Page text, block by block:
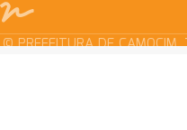
© PREFEITURA DE CAMOCIM.